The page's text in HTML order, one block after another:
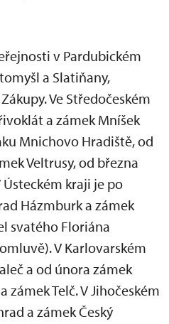
v Pardubickém
a Slatiňany,
Ve Středočeském
a zámek Mníšek
Mnichovo Hradiště, od
Veltrusy, od března
Ústeckém kraji je po
Házmburk a zámek
svatého Floriána
V Karlovarském
a od února zámek
zámek Telč. V Jihočeském
a zámek Český